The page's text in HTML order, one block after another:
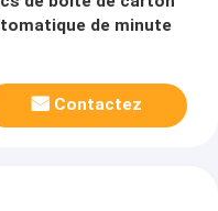
de minute
Contactez